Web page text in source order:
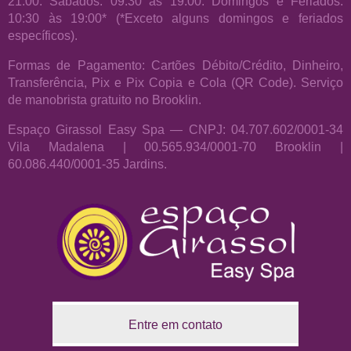
10:30 às 19:00* (*Exceto alguns domingos e feriados
específicos).
Formas de Pagamento: Cartões Débito/Crédito, Dinheiro,
Transferência, Pix e Pix Copia e Cola (QR Code). Serviço
de manobrista gratuito no Brooklin.
Espaço Girassol Easy Spa — CNPJ: 04.707.602/0001-34
Vila Madalena | 00.565.934/0001-70 Brooklin |
60.086.440/0001-35 Jardins.
Entre em contato